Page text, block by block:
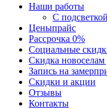
Наши работы
С подсветкой
Ценыпрайс
Рассрочка 0%
Социальные
Скидка новоселам
Запись на замер
Скидки и акции
Отзывы
Контакты